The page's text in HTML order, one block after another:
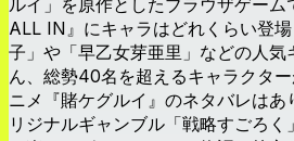
ALL IN』にキャラはどれくらい登
子」や「早乙女芽亜里」などの人気
ん、総勢40名を超えるキャラクタ
ニメ『賭ケグルイ』のネタバレは
リジナルギャンブル「戦略すごろ